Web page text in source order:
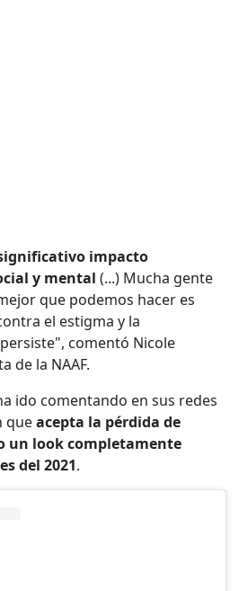
impacto
y mental (...) Mucha gente
que podemos hacer es
el estigma y la
comentó Nicole
de la NAAF.
ido comentando en sus redes
queacepta la pérdida de
un look completamente
del 2021.